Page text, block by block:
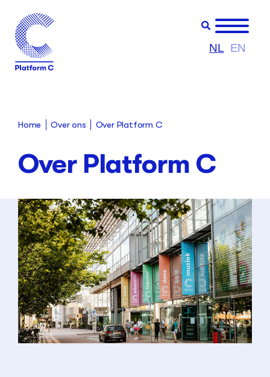
NL EN
Home Over ons Over Platform C
Over Platform C